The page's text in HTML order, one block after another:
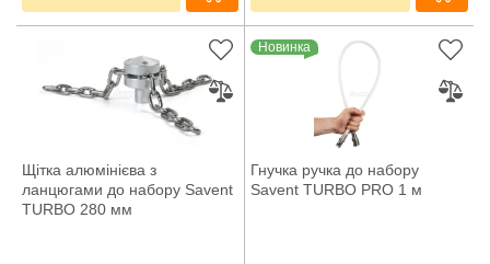
Щітка алюмінієва з
ланцюгами до набору Savent
TURBO 280 мм
Новинка
Гнучка ручка до набору
Savent TURBO PRO 1 м